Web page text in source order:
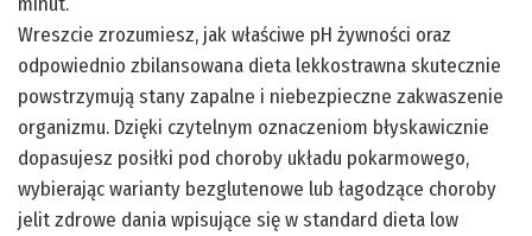
Wreszcie zrozumiesz, jak właściwe pH żywności oraz
odpowiednio zbilansowana dieta lekkostrawna skutecznie
powstrzymują stany zapalne i niebezpieczne zakwaszenie
organizmu. Dzięki czytelnym oznaczeniom błyskawicznie
dopasujesz posiłki pod choroby układu pokarmowego,
wybierając warianty bezglutenowe lub łagodzące choroby
jelit zdrowe dania wpisujące się w standard dieta low